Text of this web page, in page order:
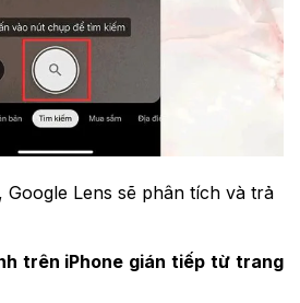
Google Lens sẽ phân tích và trả
trên iPhone gián tiếp từ trang